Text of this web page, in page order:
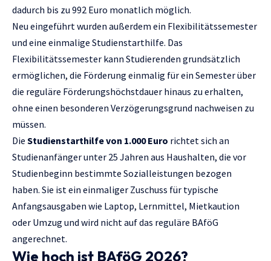
dadurch bis zu 992 Euro monatlich möglich.
Neu eingeführt wurden außerdem ein Flexibilitätssemester
und eine einmalige Studienstarthilfe. Das
Flexibilitätssemester kann Studierenden grundsätzlich
ermöglichen, die Förderung einmalig für ein Semester über
die reguläre Förderungshöchstdauer hinaus zu erhalten,
ohne einen besonderen Verzögerungsgrund nachweisen zu
müssen.
Die Studienstarthilfe von 1.000 Euro richtet sich an
Studienanfänger unter 25 Jahren aus Haushalten, die vor
Studienbeginn bestimmte Sozialleistungen bezogen
haben. Sie ist ein einmaliger Zuschuss für typische
Anfangsausgaben wie Laptop, Lernmittel, Mietkaution
oder Umzug und wird nicht auf das reguläre BAföG
angerechnet.
Wie hoch ist BAföG 2026?